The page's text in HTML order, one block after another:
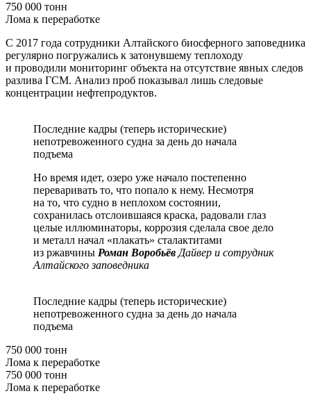
750 000 тонн
Лома к переработке
С 2017 года сотрудники Алтайского биосферного заповедника
регулярно погружались к затонувшему теплоходу
и проводили мониторинг объекта на отсутствие явных следов
разлива ГСМ. Анализ проб показывал лишь следовые
концентрации нефтепродуктов.
Последние кадры (теперь исторические)
непотревоженного судна за день до начала
подъема
Но время идет, озеро уже начало постепенно
переваривать то, что попало к нему. Несмотря
на то, что судно в неплохом состоянии,
сохранилась отслоившаяся краска, радовали глаз
целые иллюминаторы, коррозия сделала свое дело
и металл начал «плакать» сталактитами
из ржавчины Роман Воробьёв Дайвер и сотрудник
Алтайского заповедника
Последние кадры (теперь исторические)
непотревоженного судна за день до начала
подъема
750 000 тонн
Лома к переработке
750 000 тонн
Лома к переработке